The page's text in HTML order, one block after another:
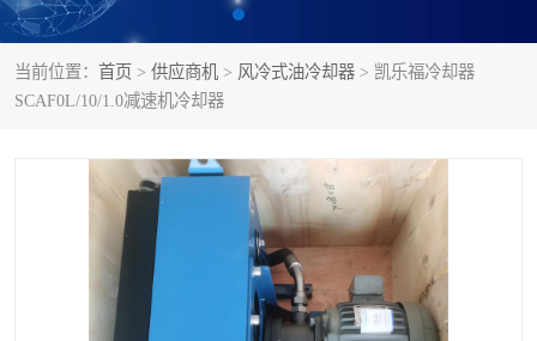
当前位置： 首页 > 供应商机 > 风冷式油冷却器 > 凯乐福冷却器
SCAF0L/10/1.0减速机冷却器
液压马达
柱塞泵 方向阀
高压球阀 电机
列管式油冷却器